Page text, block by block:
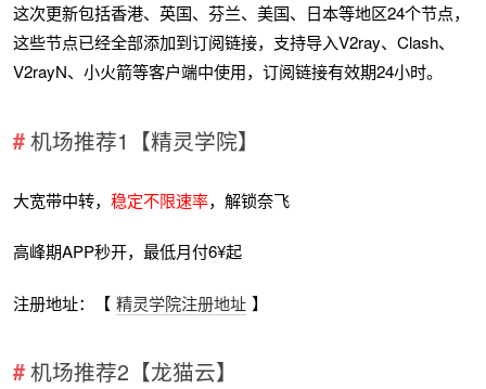
这次更新包括香港、英国、芬兰、美国、日本等地区24个节点，
这些节点已经全部添加到订阅链接，支持导入V2ray、Clash、
V2rayN、小火箭等客户端中使用，订阅链接有效期24小时。
机场推荐1【精灵学院】
大宽带中转，稳定不限速率，解锁奈飞
高峰期APP秒开，最低月付6¥起
注册地址：【 精灵学院注册地址 】
机场推荐2【龙猫云】